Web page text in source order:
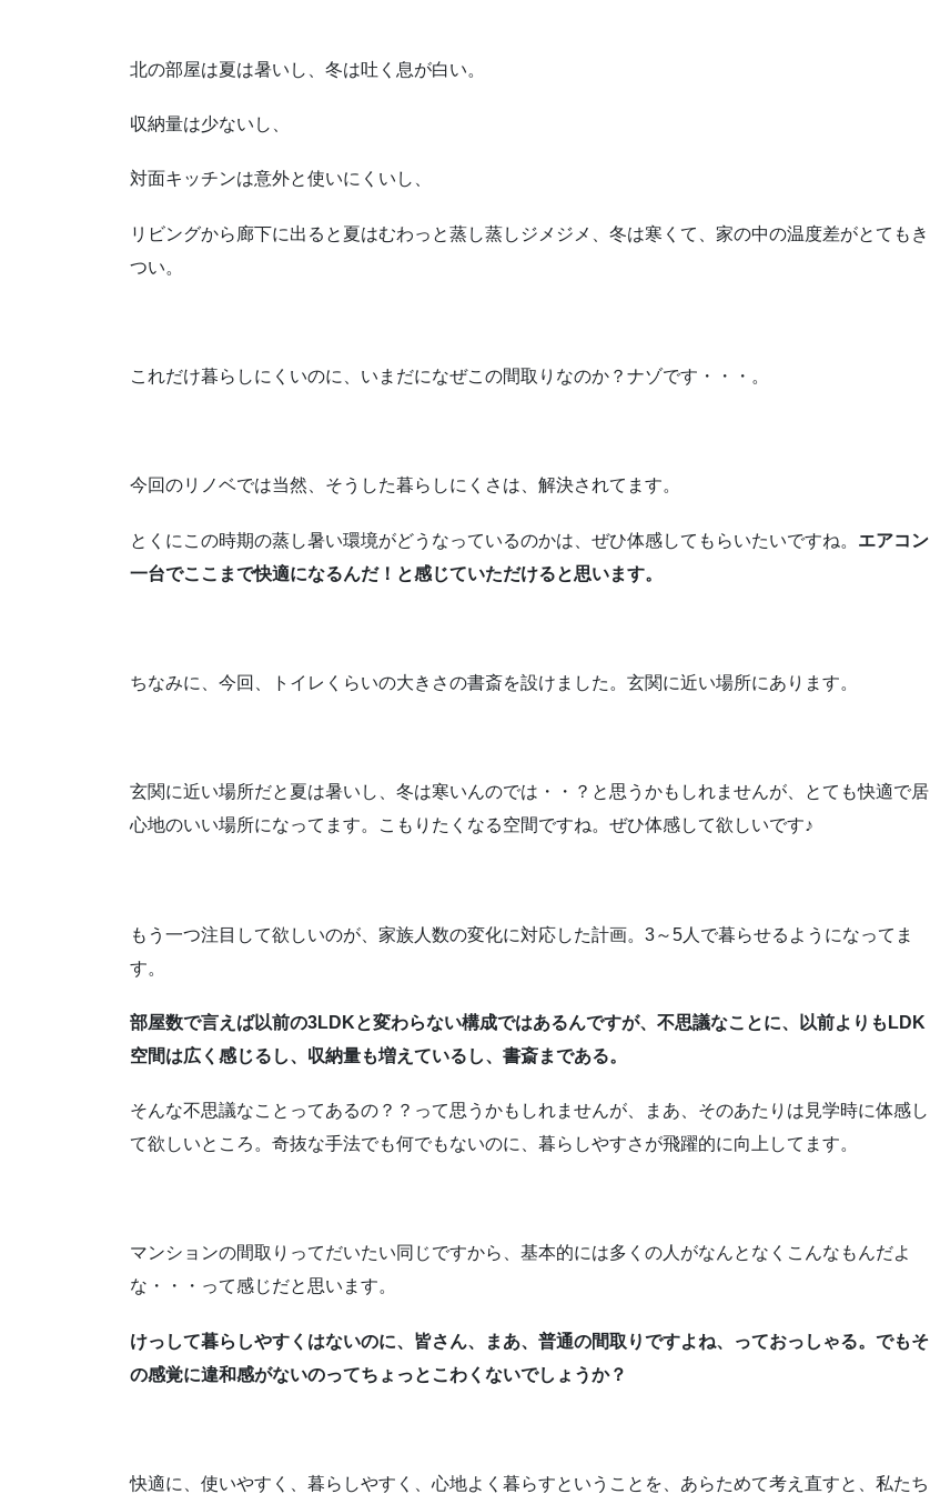
北の部屋は夏は暑いし、冬は吐く息が白い。
収納量は少ないし、
対面キッチンは意外と使いにくいし、
リビングから廊下に出ると夏はむわっと蒸し蒸しジメジメ、冬は寒くて、家の中の温度差がとてもき
つい。
これだけ暮らしにくいのに、いまだになぜこの間取りなのか？ナゾです・・・。
今回のリノベでは当然、そうした暮らしにくさは、解決されてます。
とくにこの時期の蒸し暑い環境がどうなっているのかは、ぜひ体感してもらいたいですね。 エアコン
一台でここまで快適になるんだ！と感じていただけると思います。
ちなみに、今回、トイレくらいの大きさの書斎を設けました。玄関に近い場所にあります。
玄関に近い場所だと夏は暑いし、冬は寒いんのでは・・？と思うかもしれませんが、とても快適で居
心地のいい場所になってます。こもりたくなる空間ですね。ぜひ体感して欲しいです♪
もう一つ注目して欲しいのが、家族人数の変化に対応した計画。3～5人で暮らせるようになってま
す。
部屋数で言えば以前の3LDKと変わらない構成ではあるんですが、不思議なことに、以前よりもLDK
空間は広く感じるし、収納量も増えているし、書斎まである。
そんな不思議なことってあるの？？って思うかもしれませんが、まあ、そのあたりは見学時に体感し
て欲しいところ。奇抜な手法でも何でもないのに、暮らしやすさが飛躍的に向上してます。
マンションの間取りってだいたい同じですから、基本的には多くの人がなんとなくこんなもんだよ
な・・・って感じだと思います。
けっして暮らしやすくはないのに、皆さん、まあ、普通の間取りですよね、っておっしゃる。 でもそ
の感覚に違和感がないのってちょっとこわくないでしょうか？
快適に、使いやすく、暮らしやすく、心地よく暮らすということを、あらためて考え直すと、私たち